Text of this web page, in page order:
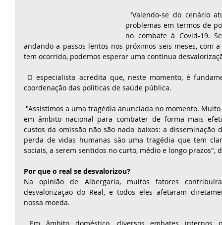
problemas em termos de
no combate à Covid-19.
andando a passos lentos nos próximos seis meses, com
tem ocorrido, podemos esperar uma contínua
O especialista acredita que, neste momento, é fundamental um maior grau de
coordenação das políticas de saúde pública.
em âmbito nacional para combater de forma mais
custos da omissão não são nada baixos: a disseminação
perda de vidas humanas são uma tragédia que tem
sociais, a serem sentidos no curto, médio e longo prazos",
Por que o real se desvalorizou?
Na opinião de Albergaria, muitos fatores
desvalorização do Real, e todos eles afetaram
nossa moeda.